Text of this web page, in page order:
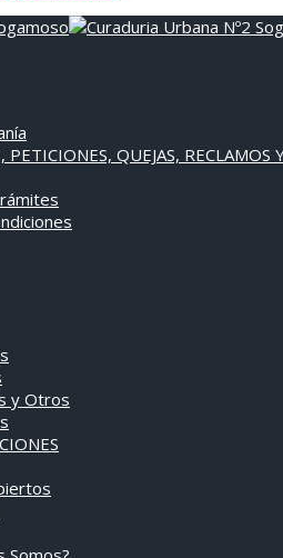
PETICIONES, QUEJAS, RECLAMOS
y Otros